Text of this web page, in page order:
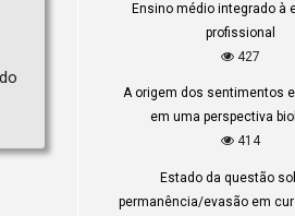
Ensino médio integrado à
profissional
427
A origem dos sentimentos
em uma perspectiva
414
Estado da questão
permanência/evasão em